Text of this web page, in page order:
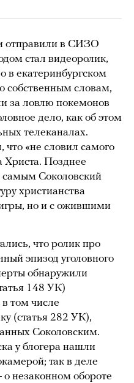
отправили в СИЗО
стал видеоролик,
в екатеринбургском
собственным словам,
за ловлю покемонов
дело, как об этом
телеканалах.
что «не словил самого
Христа. Позднее
самым Соколовский
христианства
но и с ожившими
что ролик про
эпизод уголовного
обнаружили
148 УК)
том числе
(статья 282 УК),
Соколовским.
у блогера нашли
так в деле
о незаконном обороте